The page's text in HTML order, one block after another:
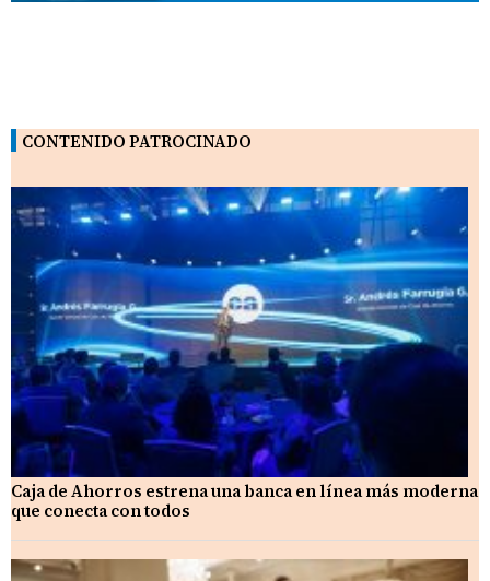
CONTENIDO PATROCINADO
Caja de Ahorros estrena una banca en línea más moderna
que conecta con todos